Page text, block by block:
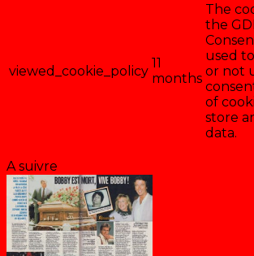
viewed_cookie_policy
11
months
The
the
used
or not
of
store
data.
A suivre